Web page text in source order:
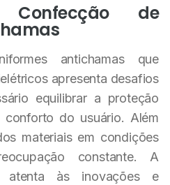
de
antichamas que
apresenta desafios
equilibrar a proteção
do usuário. Além
materiais em condições
constante. A
atenta às inovações e